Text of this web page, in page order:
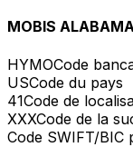
MOBIS
HYMOCode
USCode du pays
41Code de
XXXCode de la
Code SWIFT/BIC